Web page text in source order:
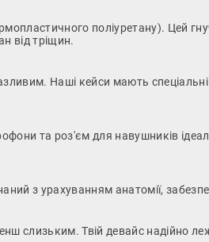
поліуретану). Цей
від тріщин.
Наші кейси мають спеціальні
та роз'єм для навушників
з урахуванням анатомії,
слизьким. Твій девайс надійно